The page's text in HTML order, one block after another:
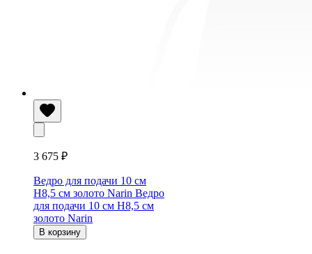
3 675 ₽
Ведро для подачи 10 см
H8,5 см золото Narin Ведро
для подачи 10 см H8,5 см
золото Narin
В корзину